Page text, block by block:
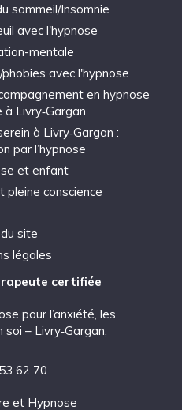
sommeil/Insomnie
avec l'hypnose
mentale
avec l'hypnose
en hypnose
Livry‑Gargan
à Livry‑Gargan :
par l’hypnose
et enfant
pleine conscience
site
légales
certifiée
pour l’anxiété, les
– Livry‑Gargan,
62 70
et Hypnose